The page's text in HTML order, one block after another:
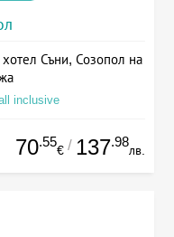
Съни, Созопол на
inclusive
70.55
€ / 137.98
лв.